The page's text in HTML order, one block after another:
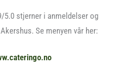
5.0 stjerner i anmeldelser og
Se menyen vår her: